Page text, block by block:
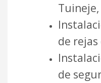
Tuineje,
de
de